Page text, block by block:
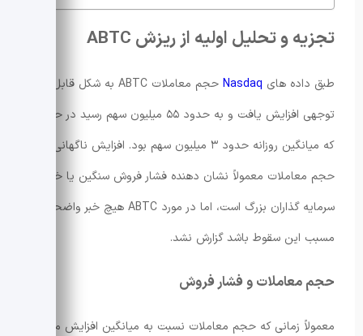
تجزیه و تحلیل اولیه از ریزش ABTC
طبق داده های Nasdaq
حجم معاملات ABTC به شکل قابل
توجهی افزایش یافت و به حدود ۵۵ میلیون سهم رسید در حالی
که میانگین روزانه حدود ۳ میلیون سهم بود. افزایش ناگهانی
حجم معاملات معمولاً نشان دهنده فشار فروش سنگین یا خروج
سرمایه گذاران بزرگ است، اما در مورد ABTC هیچ خبر واضحی که
مسبب این سقوط باشد گزارش نشد.
حجم معاملات و فشار فروش
معمولاً زمانی که حجم معاملات نسبت به میانگین افزایش می